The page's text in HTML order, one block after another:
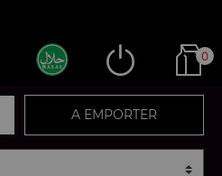
0
A EMPORTER